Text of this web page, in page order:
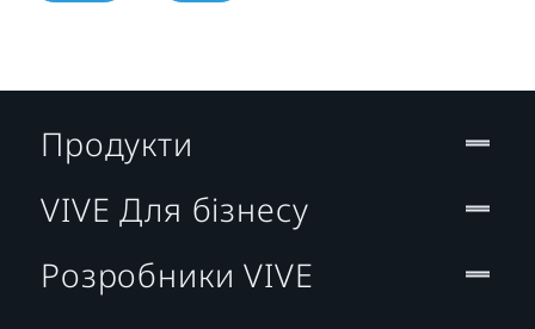
Продукти
VIVE Для бізнесу
Розробники VIVE